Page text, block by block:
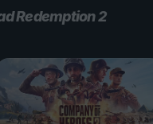
Redemption 2